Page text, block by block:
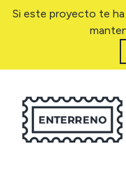
Si este proyecto te ha